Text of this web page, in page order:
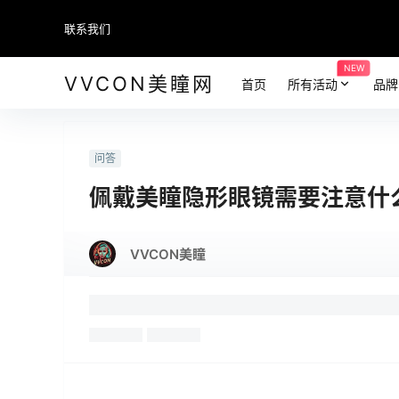
联系我们
VVCON美瞳网 首页 所有活动
NEW
品
问答
佩戴美瞳隐形眼镜需要注意什
VVCON美瞳